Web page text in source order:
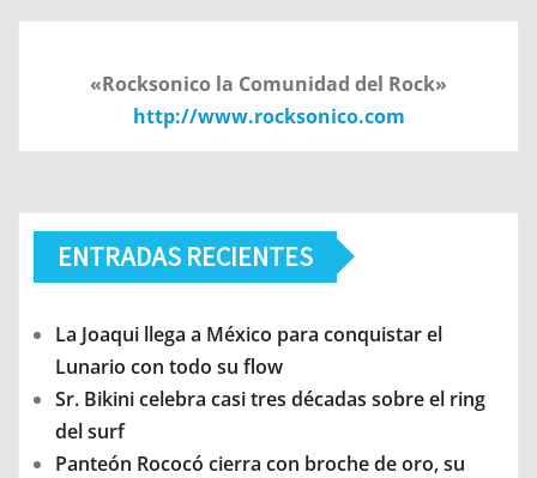
«Rocksonico la Comunidad del Rock»
http://www.rocksonico.com
ENTRADAS RECIENTES
La Joaqui llega a México para conquistar el
Lunario con todo su flow
Sr. Bikini celebra casi tres décadas sobre el ring
del surf
Panteón Rococó cierra con broche de oro, su